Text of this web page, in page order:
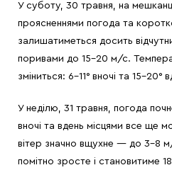
У суботу, 30 травня, на
проясненнями погода та
залишатиметься досить
поривами до 15-20 м/с.
зміниться: 6-11° вночі та 15-20°
У неділю, 31 травня, погода
вночі та вдень місцями все ще
вітер значно вщухне — до 3-8
помітно зросте і становитиме